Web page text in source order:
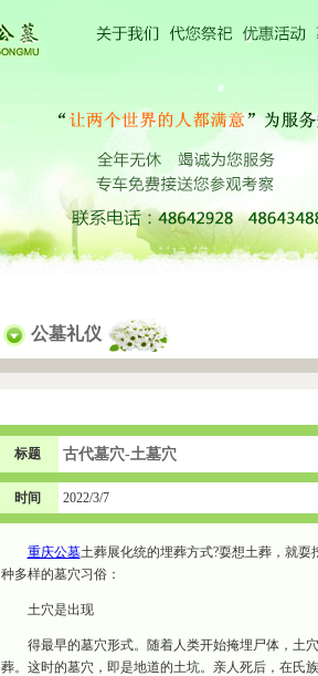
公墓礼仪
标题 古代墓穴-土墓穴
时间 2022/3/7
重庆公墓土葬展化统的埋葬方式?耍想土葬，就
种多样的墓穴习俗：
土穴是出现
得最早的墓穴形式。随着人类开始掩埋尸体，土
葬。这时的墓穴，即是地道的土坑。亲人死后，在氏